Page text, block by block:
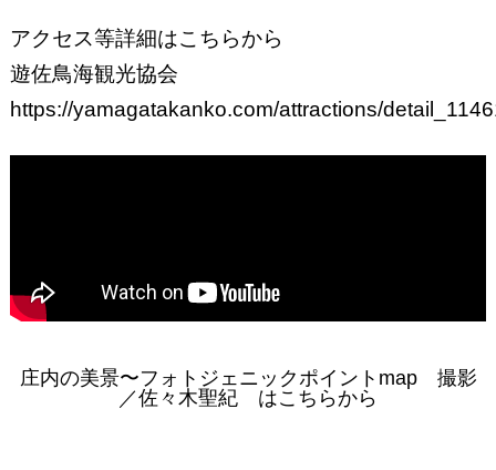
アクセス等詳細はこちらから
遊佐鳥海観光協会
https://yamagatakanko.com/attractions/
庄内の美景〜フォトジェニックポイントmap 撮影
／佐々木聖紀 はこちらから